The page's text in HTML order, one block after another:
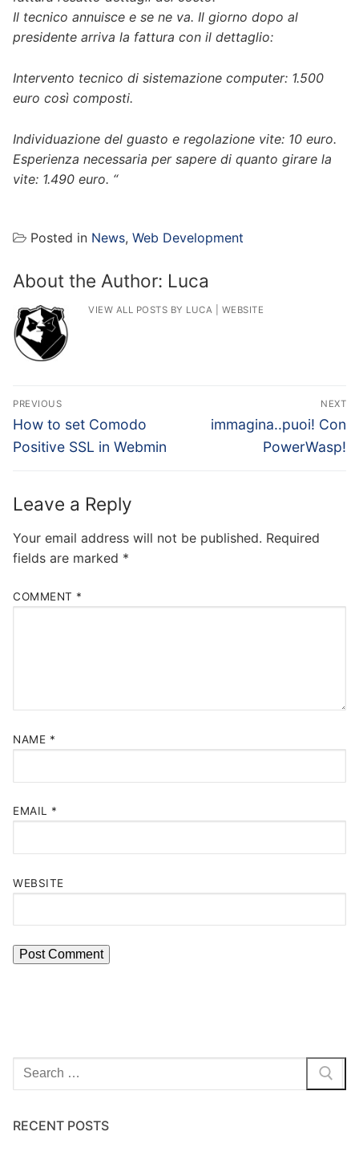
Il tecnico annuisce e se ne va. Il giorno dopo al
presidente arriva la fattura con il dettaglio:
Intervento tecnico di sistemazione computer: 1.500
euro così composti.
Individuazione del guasto e regolazione vite: 10 euro.
Esperienza necessaria per sapere di quanto girare la
vite: 1.490 euro. “
Posted in News, Web Development
About the Author: Luca
VIEW ALL POSTS BY LUCA WEBSITE
Post
navigation
PREVIOUS
Previous
post:
How to set Comodo
Positive SSL in Webmin
NEXT
Next
immagina..puoi! Con
PowerWasp!
Leave a Reply
Your email address will not be published. Required
fields are marked *
COMMENT *
NAME *
EMAIL *
WEBSITE
Search
for:
RECENT POSTS